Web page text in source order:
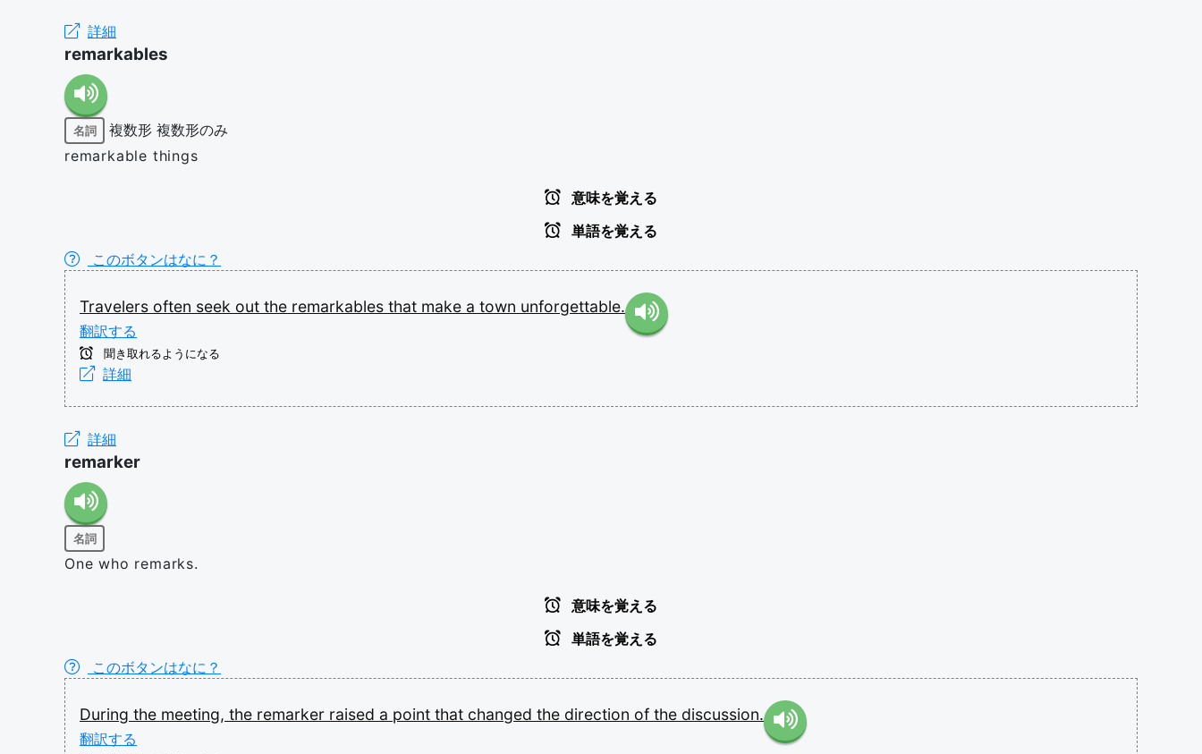
詳細
remarkables
名詞 複数形 複数形のみ
remarkable things
意味を覚える
単語を覚える
このボタンはなに？
Travelers often seek out the remarkables that make a town unforgettable.
翻訳する
聞き取れるようになる
詳細
詳細
remarker
名詞
One who remarks.
意味を覚える
単語を覚える
このボタンはなに？
During the meeting, the remarker raised a point that changed the direction of the discussion.
翻訳する